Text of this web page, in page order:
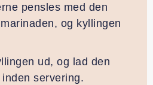
pensles med den
og kyllingen
ud, og lad den
servering.